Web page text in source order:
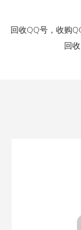
回收QQ号，收购
回